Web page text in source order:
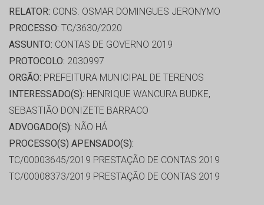
RELATOR: CONS. OSMAR DOMINGUES JERONYMO
PROCESSO: TC/3630/2020
ASSUNTO: CONTAS DE GOVERNO 2019
PROTOCOLO: 2030997
ORGÃO: PREFEITURA MUNICIPAL DE TERENOS
INTERESSADO(S): HENRIQUE WANCURA BUDKE,
SEBASTIÃO DONIZETE BARRACO
ADVOGADO(S): NÃO HÁ
PROCESSO(S) APENSADO(S):
TC/00003645/2019 PRESTAÇÃO DE CONTAS 2019
TC/00008373/2019 PRESTAÇÃO DE CONTAS 2019